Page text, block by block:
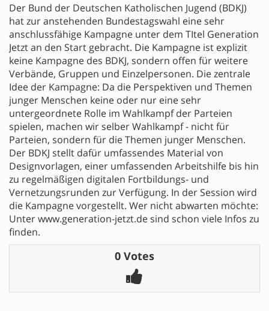
Der Bund der Deutschen Katholischen Jugend (BDKJ)
hat zur anstehenden Bundestagswahl eine sehr
anschlussfähige Kampagne unter dem TItel Generation
Jetzt an den Start gebracht. Die Kampagne ist explizit
keine Kampagne des BDKJ, sondern offen für weitere
Verbände, Gruppen und Einzelpersonen. Die zentrale
Idee der Kampagne: Da die Perspektiven und Themen
junger Menschen keine oder nur eine sehr
untergeordnete Rolle im Wahlkampf der Parteien
spielen, machen wir selber Wahlkampf - nicht für
Parteien, sondern für die Themen junger Menschen.
Der BDKJ stellt dafür umfassendes Material von
Designvorlagen, einer umfassenden Arbeitshilfe bis hin
zu regelmäßigen digitalen Fortbildungs- und
Vernetzungsrunden zur Verfügung. In der Session wird
die Kampagne vorgestellt. Wer nicht abwarten möchte:
Unter www.generation-jetzt.de sind schon viele Infos zu
finden.
0 Votes